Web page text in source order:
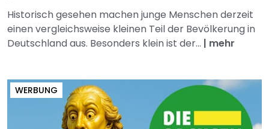
Historisch gesehen machen junge Menschen derzeit
einen vergleichsweise kleinen Teil der Bevölkerung in
Deutschland aus. Besonders klein ist der... | mehr
WERBUNG